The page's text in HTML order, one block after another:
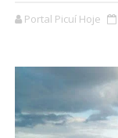
Portal Picuí Hoje